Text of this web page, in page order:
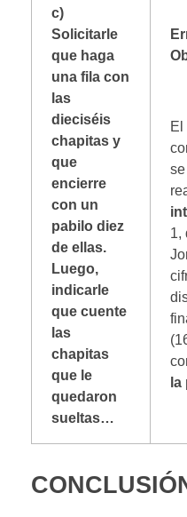
c)
Solicitarle
que haga
una fila con
las
dieciséis
chapitas y
que
encierre
con un
pabilo diez
de ellas.
Luego,
indicarle
que cuente
las
chapitas
que le
quedaron
sueltas…
El
1,